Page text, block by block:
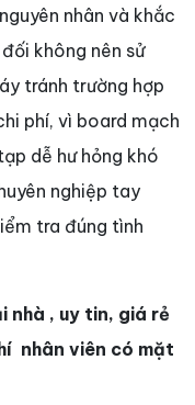
nhân và khắc
không nên sử
tránh trường hợp
phí, vì board mạch
dễ hư hỏng khó
nghiệp tay
tra đúng tình
nhà , uy tin, giá rẻ
nhân viên có mặt